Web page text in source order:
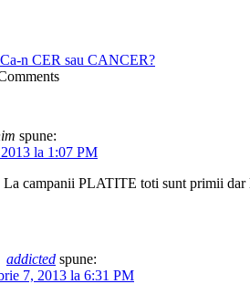
n CER sau CANCER?
spune:
la 1:07 PM
campanii PLATITE toti sunt primii dar
addicted spune:
7, 2013 la 6:31 PM